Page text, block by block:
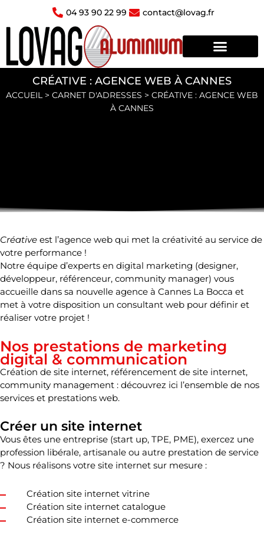
contenu
04 93 90 22 99 contact@lovag.fr
CRÉATIVE : AGENCE WEB À CANNES
ACCUEIL> CARNET D'ADRESSES > CRÉATIVE : AGENCE WEB
À CANNES
Créative est l’agence web qui met la créativité au service de
votre performance !
Notre équipe d’experts en digital marketing (designer,
développeur, référenceur, community manager) vous
accueille dans sa nouvelle agence à Cannes La Bocca et
met à votre disposition un consultant web pour définir et
réaliser votre projet !
Nos prestations de marketing
digital & communication
Création de site internet, référencement de site internet,
community management : découvrez ici l’ensemble de nos
services et prestations web.
Créer un site internet
Vous êtes une entreprise (start up, TPE, PME), exercez une
profession libérale, artisanale ou autre prestation de service
? Nous réalisons votre site internet sur mesure :
Création site internet vitrine
Création site internet catalogue
Création site internet e-commerce